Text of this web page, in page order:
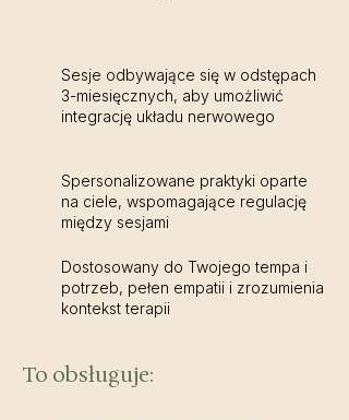
Sesje odbywające się w odstępach
3-miesięcznych, aby umożliwić
integrację układu nerwowego
Spersonalizowane praktyki oparte
na ciele, wspomagające regulację
między sesjami
Dostosowany do Twojego tempa i
potrzeb, pełen empatii i zrozumienia
kontekst terapii
To obsługuje: